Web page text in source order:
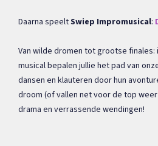
Daarna speeltSwiep Impromusical:
Van wilde dromen tot grootse
musical bepalen jullie het pad van
dansen en klauteren door hun
droom (of vallen net voor de top weer
drama en verrassende wendingen!